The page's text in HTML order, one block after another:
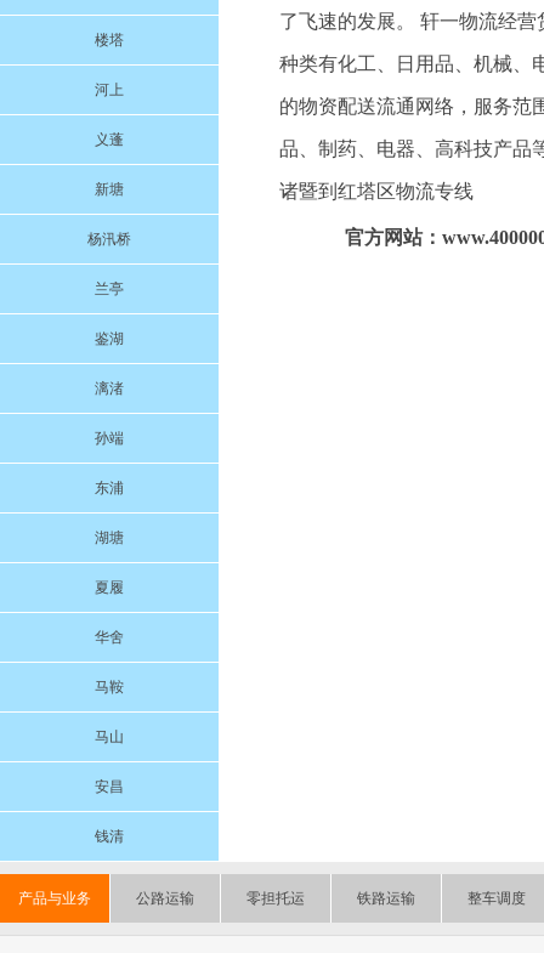
楼塔
河上
义蓬
新塘
杨汛桥
兰亭
鉴湖
漓渚
孙端
东浦
湖塘
夏履
华舍
马鞍
马山
安昌
钱清
了飞速的发展。 轩一物流经
种类有化工、日用品、机械、
的物资配送流通网络，服务范
品、制药、电器、高科技产品
诸暨到红塔区物流专线
官方网站：
产品与业务 公路运输 零担托运 铁路运输 整车调度